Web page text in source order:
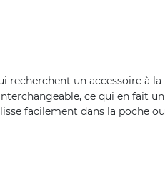
recherchent un accessoire à la
ce qui en fait un
facilement dans la poche ou